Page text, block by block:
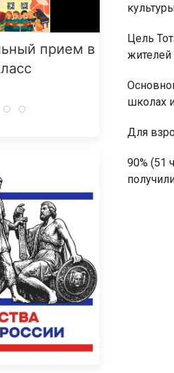
прием в
Цель
жителей
школах
Для
90% (51